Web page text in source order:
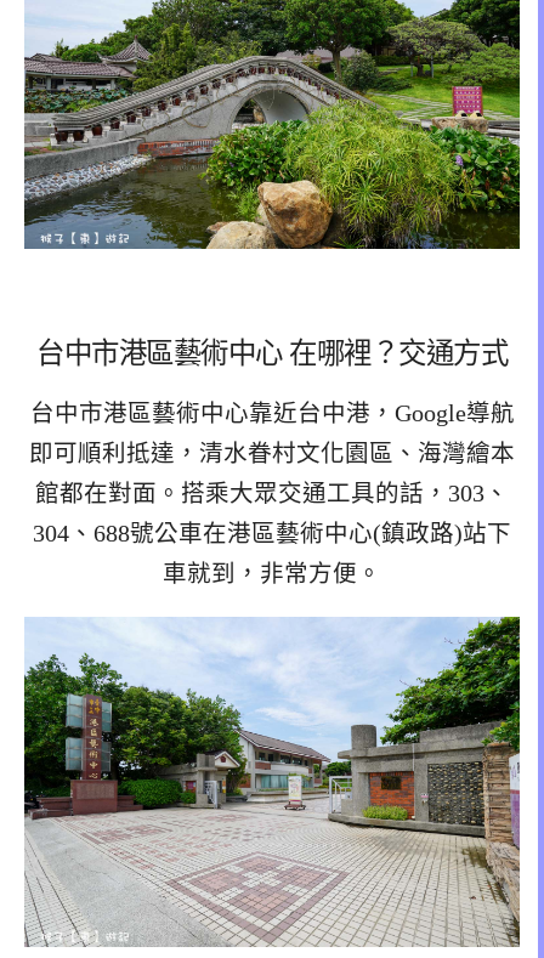
台中市港區藝術中心 在哪裡？交通方式
台中市港區藝術中心靠近台中港，Google導航
即可順利抵達，清水眷村文化園區、海灣繪本
館都在對面。搭乘大眾交通工具的話，303、
304、688號公車在港區藝術中心(鎮政路)站下
車就到，非常方便。